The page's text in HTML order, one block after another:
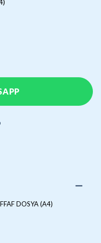
DOSYA (A4)